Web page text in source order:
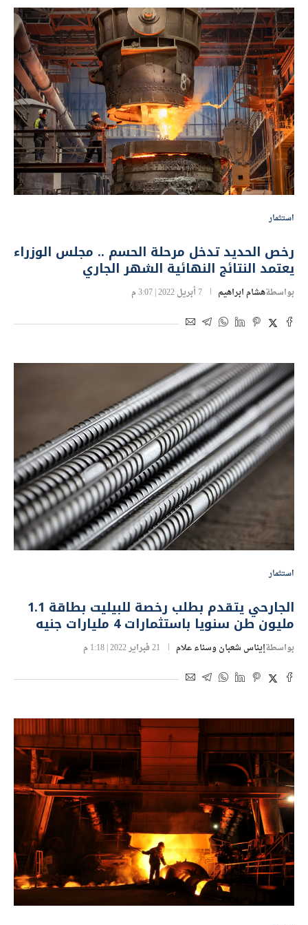
استثمار
رخص الحديد تدخل مرحلة الحسم .. مجلس الوزراء
يعتمد النتائج النهائية الشهر الجاري
بواسطةهشام ابراهيم 7 أبريل 2022 | 3:07 م
استثمار
الجارحي يتقدم بطلب رخصة للبيليت بطاقة 1.1
مليون طن سنويا باستثمارات 4 مليارات جنيه
بواسطةإيناس شعبان وسناء علام 21 فبراير 2022 | 1:18 م